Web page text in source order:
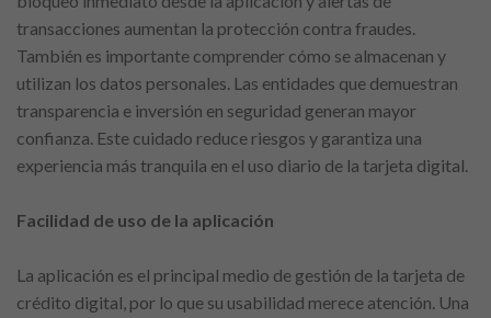
transacciones aumentan la protección contra fraudes.
También es importante comprender cómo se almacenan y
utilizan los datos personales. Las entidades que demuestran
transparencia e inversión en seguridad generan mayor
confianza. Este cuidado reduce riesgos y garantiza una
experiencia más tranquila en el uso diario de la tarjeta digital.
Facilidad de uso de la aplicación
La aplicación es el principal medio de gestión de la tarjeta de
crédito digital, por lo que su usabilidad merece atención. Una